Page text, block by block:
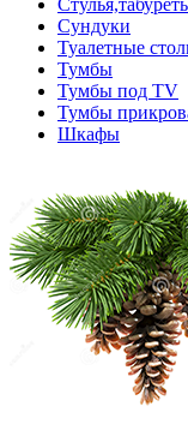
Сундуки
Туалетные
Тумбы
Тумбы под TV
Тумбы
Шкафы